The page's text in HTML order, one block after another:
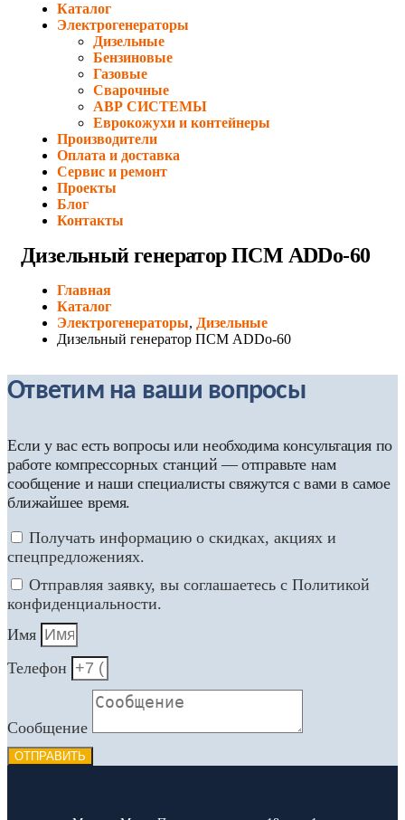
Каталог
Электрогенераторы
Дизельные
Бензиновые
Газовые
Сварочные
АВР СИСТЕМЫ
Еврокожухи и контейнеры
Производители
Оплата и доставка
Сервис и ремонт
Проекты
Блог
Контакты
Дизельный генератор ПСМ ADDo-60
Главная
Каталог
Электрогенераторы, Дизельные
Дизельный генератор ПСМ ADDo-60
Ответим на ваши вопросы
Если у вас есть вопросы или необходима консультация по
работе компрессорных станций — отправьте нам
сообщение и наши специалисты свяжутся с вами в самое
ближайшее время.
Получать информацию о скидках, акциях и
спецпредложениях.
Отправляя заявку, вы соглашаетесь с Политикой
конфиденциальности.
Имя
Телефон
Сообщение
ОТПРАВИТЬ